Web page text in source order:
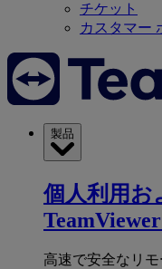
チケット
カスタマー
製品
個人利用お
高速で安全なリモ